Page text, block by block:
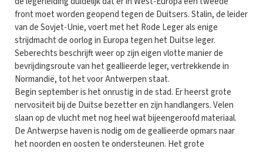
front moet worden geopend tegen de Duitsers. Stalin, de leider
van de Sovjet-Unie, voert met het Rode Leger als enige
strijdmacht de oorlog in Europa tegen het Duitse leger.
Seberechts beschrijft weer op zijn eigen vlotte manier de
bevrijdingsroute van het geallieerde leger, vertrekkende in
Normandië, tot het voor Antwerpen staat.
Begin september is het onrustig in de stad. Er heerst grote
nervositeit bij de Duitse bezetter en zijn handlangers. Velen
slaan op de vlucht met nog heel wat bijeengeroofd materiaal.
De Antwerpse haven is nodig om de geallieerde opmars naar
het noorden en oosten te ondersteunen. Het grote